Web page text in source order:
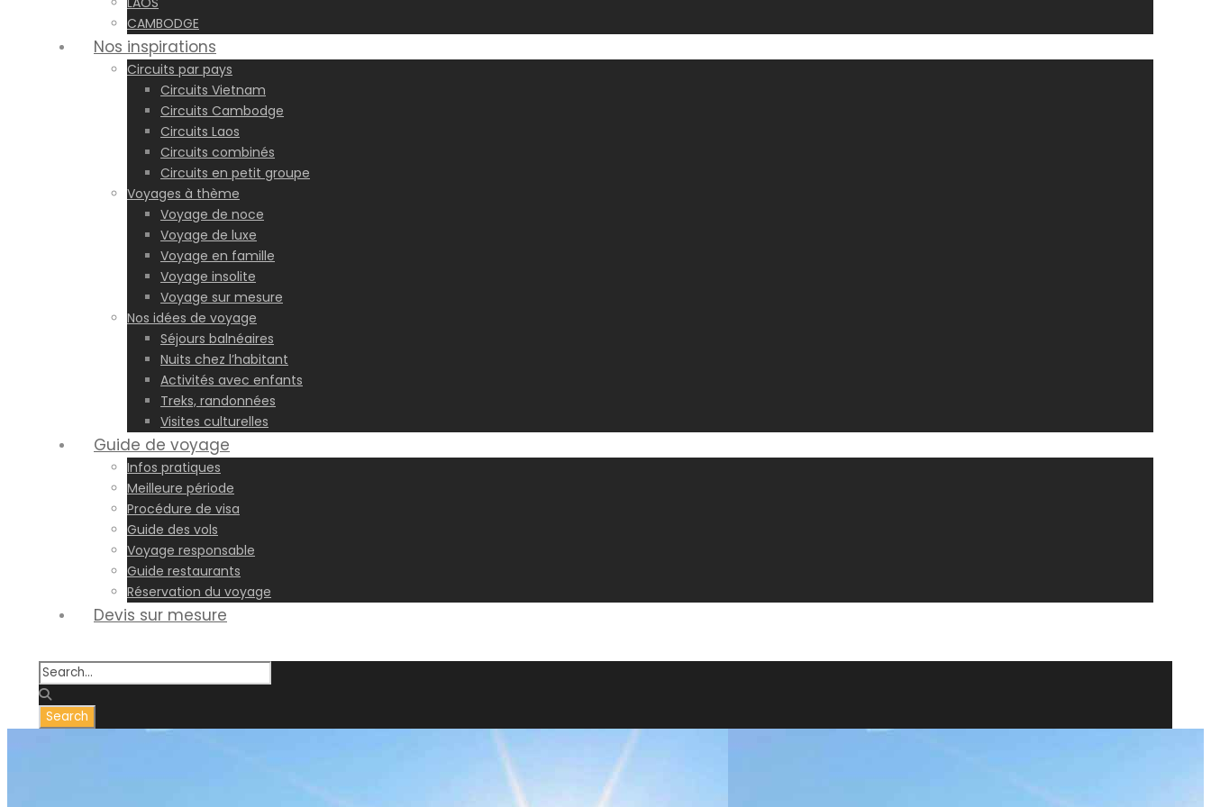
CAMBODGE
Nos inspirations
Circuits par pays
Circuits Vietnam
Circuits Cambodge
Circuits Laos
Circuits combinés
Circuits en petit groupe
Voyages à thème
Voyage de noce
Voyage de luxe
Voyage en famille
Voyage insolite
Voyage sur mesure
Nos idées de voyage
Séjours balnéaires
Nuits chez l’habitant
Activités avec enfants
Treks, randonnées
Visites culturelles
Guide de voyage
Infos pratiques
Meilleure période
Procédure de visa
Guide des vols
Voyage responsable
Guide restaurants
Réservation du voyage
Devis sur mesure